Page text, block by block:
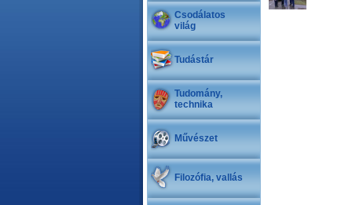
Csodálatos
világ
Tudástár
Tudomány,
technika
Művészet
Filozófia, vallás